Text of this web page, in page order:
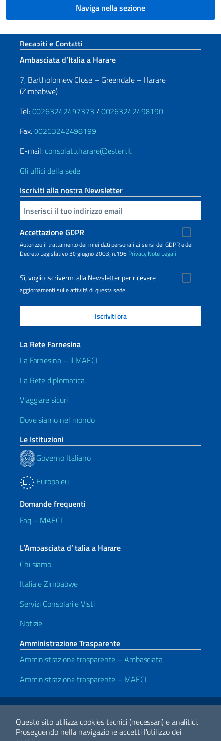
Questo sito utilizza cookies tecnici (necessari) e analitici.
Proseguendo nella navigazione accetti l'utilizzo dei
Naviga nella sezione
Sezione footer
Recapiti e Contatti
Ambasciata d’Italia a Harare
7, Bartholomew Close – Greendale – Harare
(Zimbabwe)
Tel:00263242497373 /00263242498190
Fax:00263242498199
E-mail: consolato.harare@esteri.it
Gli uffici della sede
Iscriviti alla nostra Newsletter
Inserisci la tua email
Accettazione GDPR
Autorizzo il trattamento dei miei dati personali ai sensi del GDPR e del
Decreto Legislativo 30 giugno 2003, n.196 Privacy Note Legali
Sì, voglio iscrivermi alla Newsletter per ricevere
aggiornamenti sulle attività di questa sede
La Rete Farnesina
La Farnesina – il MAECI
La Rete diplomatica
Viaggiare sicuri
Dove siamo nel mondo
Le Istituzioni
Governo Italiano
Europa.eu
Domande frequenti
Faq – MAECI
L’Ambasciata d’Italia a Harare
Chi siamo
Italia e Zimbabwe
Servizi Consolari e Visti
Notizie
Amministrazione Trasparente
Amministrazione trasparente – Ambasciata
Amministrazione trasparente – MAECI
Link Utili